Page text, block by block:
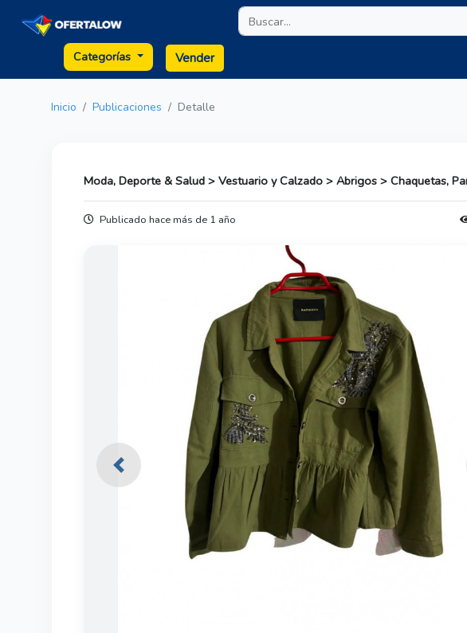
Categorías Vender
Inicio Publicaciones Detalle
Moda, Deporte & Salud > Vestuario y Calzado > Abrigos > Chaquetas,
Publicado hace más de 1 año
Previous